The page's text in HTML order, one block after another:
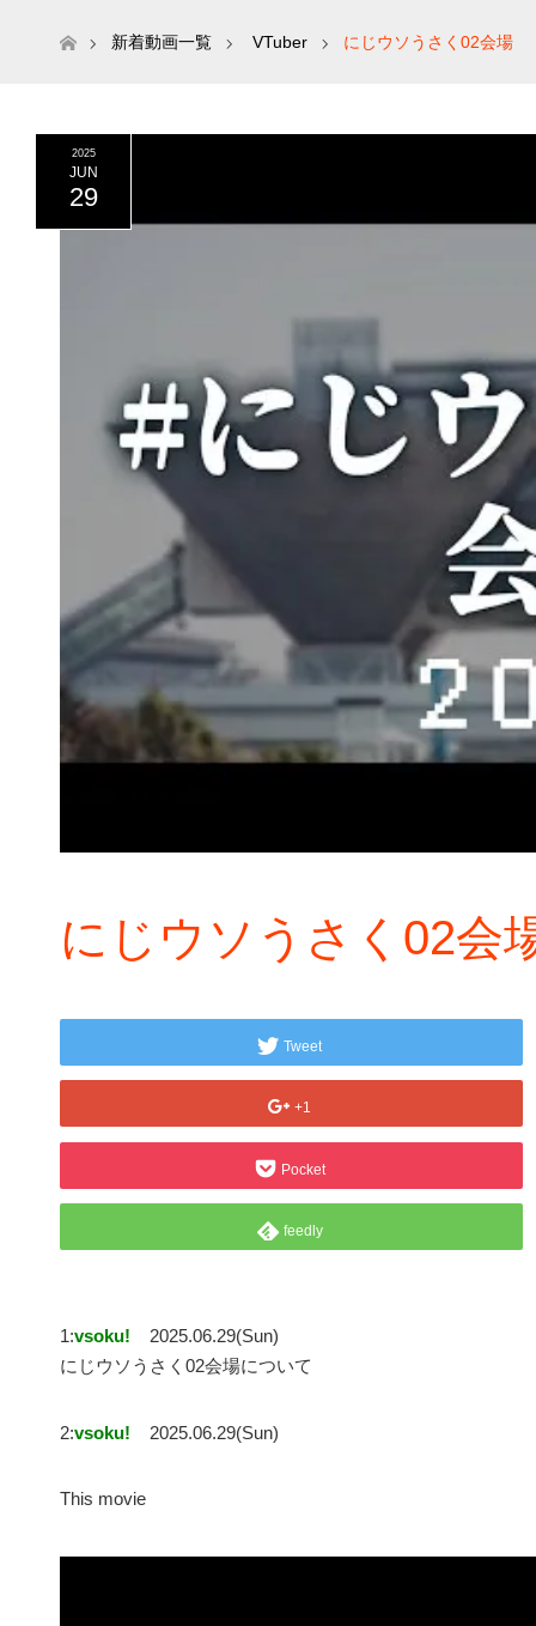
ホーム新着動画一覧 VTuber にじウソうさく02会場
2025
JUN
29
にじウソうさく02会
Tweet
+1
Pocket
feedly
1:vsoku!
2025.06.29(Sun)
にじウソうさく02会場について
2:vsoku! 2025.06.29(Sun)
This movie